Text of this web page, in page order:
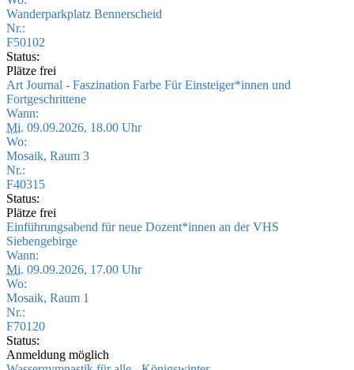
Wanderparkplatz Bennerscheid
Nr.:
F50102
Status:
Plätze frei
Art Journal - Faszination Farbe Für Einsteiger*innen und
Fortgeschrittene
Wann:
Mi. 09.09.2026, 18.00 Uhr
Wo:
Mosaik, Raum 3
Nr.:
F40315
Status:
Plätze frei
Einführungsabend für neue Dozent*innen an der VHS
Siebengebirge
Wann:
Mi. 09.09.2026, 17.00 Uhr
Wo:
Mosaik, Raum 1
Nr.:
F70120
Status:
Anmeldung möglich